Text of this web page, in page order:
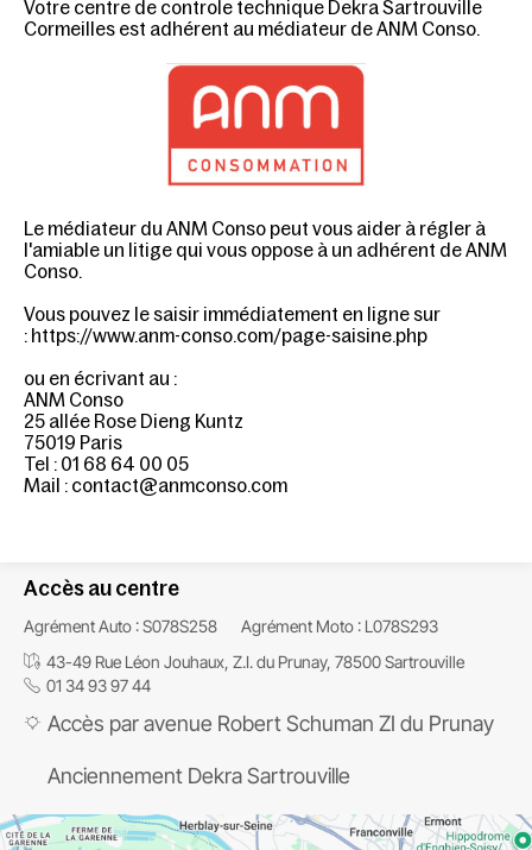
Votre centre de controle technique Dekra Sartrouville
Cormeilles est adhérent au médiateur de ANM Conso.
Le médiateur du ANM Conso peut vous aider à régler à
l'amiable un litige qui vous oppose à un adhérent deANM
Conso.
Vous pouvez le saisir immédiatement en ligne sur
: https://www.anm-conso.com/page-saisine.php
ou en écrivant au :
ANM Conso
25 allée Rose Dieng Kuntz
75019 Paris
Tel : 01 68 64 00 05
Mail : contact@anmconso.com
Accès au centre
Agrément Auto : S078S258
Agrément Moto : L078S293
43-49 Rue Léon Jouhaux, Z.I. du Prunay, 78500 Sartrouville
01 34 93 97 44
Accès par avenue Robert Schuman ZI du Prunay
Anciennement Dekra Sartrouville